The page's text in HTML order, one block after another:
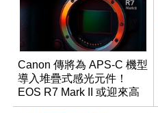
Canon 傳將為 APS-C 機型
導入堆疊式感光元件！
EOS R7 Mark II 或迎來高
速讀出升級